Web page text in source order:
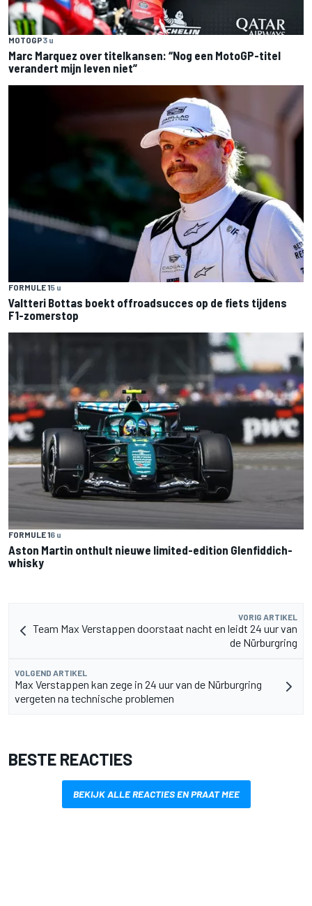
MOTOGP3 u
Marc Marquez over titelkansen: “Nog een MotoGP-titel
verandert mijn leven niet”
FORMULE 15 u
Valtteri Bottas boekt offroadsucces op de fiets tijdens
F1-zomerstop
FORMULE 16 u
Aston Martin onthult nieuwe limited-edition Glenfiddich-
whisky
VORIG ARTIKEL
Team Max Verstappen doorstaat nacht en leidt 24 uur van
de Nürburgring
VOLGEND ARTIKEL
Max Verstappen kan zege in 24 uur van de Nürburgring
vergeten na technische problemen
BESTE REACTIES
BEKIJK ALLE REACTIES EN PRAAT MEE